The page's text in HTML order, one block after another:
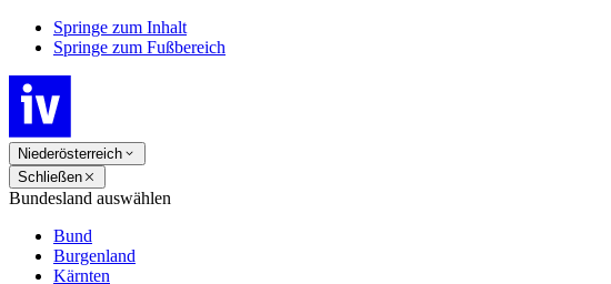
Springe zum Inhalt
Springe zum Fußbereich
Niederösterreich
Schließen
Bundesland auswählen
Bund
Burgenland
Kärnten